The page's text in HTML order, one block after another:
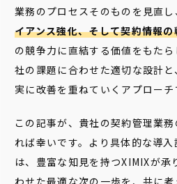
業務のプロセスそのものを見直
イアンス強化、そして契約情報
の競争力に直結する価値をもた
社の課題に合わせた適切な設計
実に改善を重ねていくアプローチ
この記事が、貴社の契約管理業
れば幸いです。より具体的な導
は、豊富な知見を持つXIMIXが承
わせた最適な次の一歩を、共に考